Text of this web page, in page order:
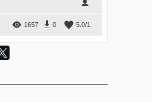
1657 0 5.0/1